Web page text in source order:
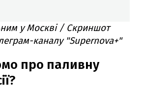
у Москві / Скриншот
каналу "Supernova+"
про паливну